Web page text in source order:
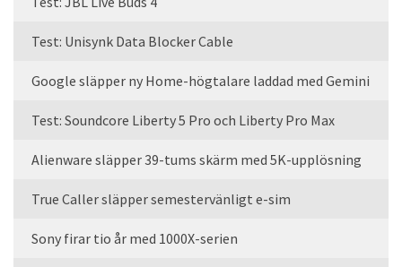
Test: Unisynk Data Blocker Cable
Google släpper ny Home-högtalare laddad med Gemini
Test: Soundcore Liberty 5 Pro och Liberty Pro Max
Alienware släpper 39-tums skärm med 5K-upplösning
True Caller släpper semestervänligt e-sim
Sony firar tio år med 1000X-serien